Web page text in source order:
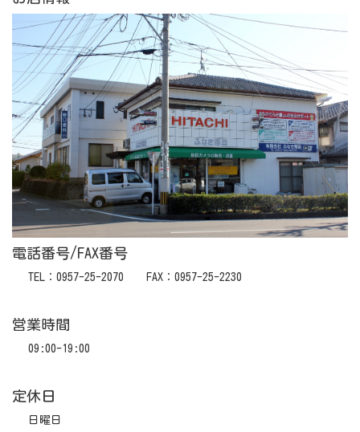
電話番号/FAX番号
TEL：0957-25-2070 FAX：0957-25-2230
営業時間
09:00-19:00
定休日
日曜日